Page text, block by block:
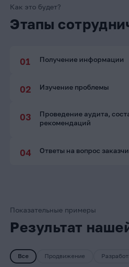
Как это будет?
Этапы
Получение информации
Изучение проблемы
Проведение аудита,
рекомендаций
Ответы на вопрос
Показательные примеры
Результат
Все Продвижение